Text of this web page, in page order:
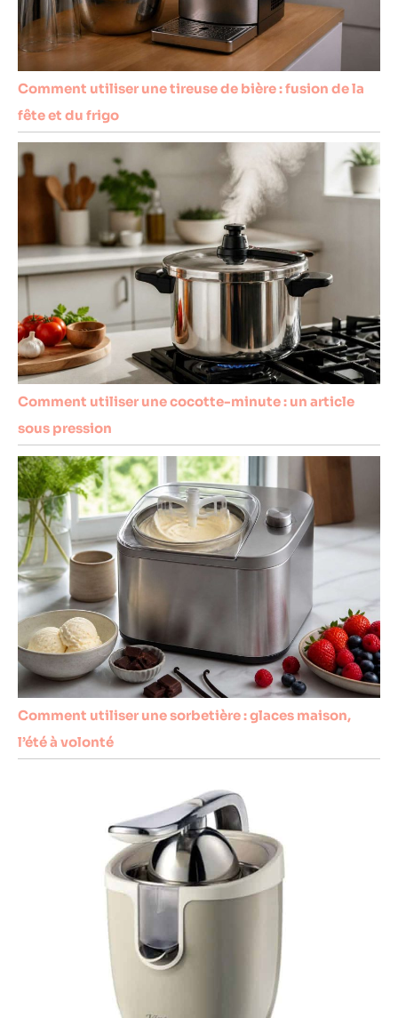
Comment utiliser une tireuse de bière : fusion de la
fête et du frigo
Comment utiliser une cocotte-minute : un article
sous pression
Comment utiliser une sorbetière : glaces maison,
l’été à volonté